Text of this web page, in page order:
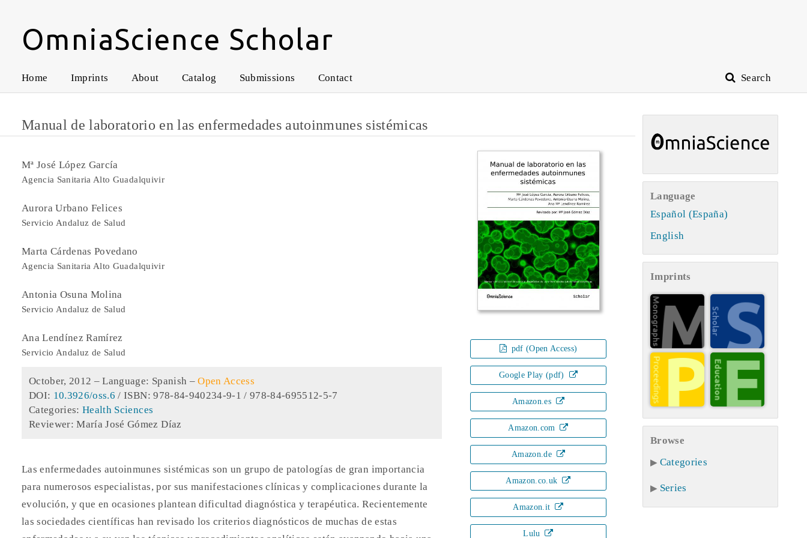
OmniaScience Scholar
Home Imprints About Catalog Submissions Contact Search
Manual de laboratorio en las enfermedades autoinmunes sistémicas
Mª José López García
Agencia Sanitaria Alto Guadalquivir
Aurora Urbano Felices
Servicio Andaluz de Salud
Marta Cárdenas Povedano
Agencia Sanitaria Alto Guadalquivir
Antonia Osuna Molina
Servicio Andaluz de Salud
Ana Lendínez Ramírez
Servicio Andaluz de Salud
October, 2012 –Language: Spanish –Open Access
DOI: 10.3926/oss.6 / ISBN: 978-84-940234-9-1 / 978-84-695512-5-7
Categories:Health Sciences
Reviewer: María José Gómez Díaz
Las enfermedades autoinmunes sistémicas son un grupo de patologías de gran importancia
para numerosos especialistas, por sus manifestaciones clínicas y complicaciones durante la
evolución, y que en ocasiones plantean dificultad diagnóstica y terapéutica. Recientemente
las sociedades científicas han revisado los criterios diagnósticos de muchas de estas
pdf (Open Access)
Google Play (pdf)
Amazon.es
Amazon.com
Amazon.de
Amazon.co.uk
Amazon.it
Lulu
Language
Español (España)
English
Imprints
Browse
Categories
Series